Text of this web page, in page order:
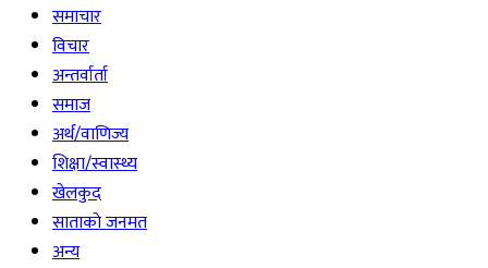
समाचार
विचार
अन्तर्वार्ता
समाज
अर्थ/वाणिज्य
शिक्षा/स्वास्थ्य
खेलकुद
साताकाे जनमत
अन्य